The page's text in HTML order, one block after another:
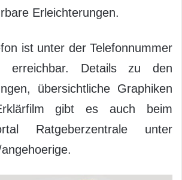
Erleichterungen.
ist unter der Telefonnummer
erreichbar. Details zu den
übersichtliche Graphiken
gibt es auch beim
Ratgeberzentrale unter